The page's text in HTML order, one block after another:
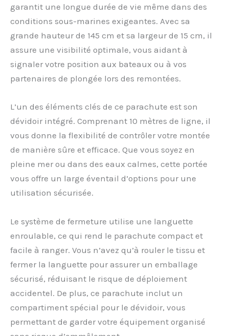
garantit une longue durée de vie même dans des
conditions sous-marines exigeantes. Avec sa
grande hauteur de 145 cm et sa largeur de 15 cm, il
assure une visibilité optimale, vous aidant à
signaler votre position aux bateaux ou à vos
partenaires de plongée lors des remontées.
L’un des éléments clés de ce parachute est son
dévidoir intégré. Comprenant 10 mètres de ligne, il
vous donne la flexibilité de contrôler votre montée
de manière sûre et efficace. Que vous soyez en
pleine mer ou dans des eaux calmes, cette portée
vous offre un large éventail d’options pour une
utilisation sécurisée.
Le système de fermeture utilise une languette
enroulable, ce qui rend le parachute compact et
facile à ranger. Vous n’avez qu’à rouler le tissu et
fermer la languette pour assurer un emballage
sécurisé, réduisant le risque de déploiement
accidentel. De plus, ce parachute inclut un
compartiment spécial pour le dévidoir, vous
permettant de garder votre équipement organisé